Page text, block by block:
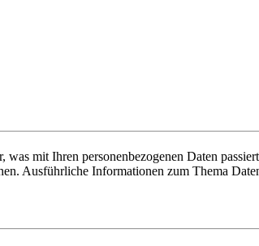
mit Ihren personenbezogenen Daten
Ausführliche Informationen zum Thema